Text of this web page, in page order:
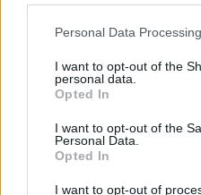
Please note that this website/
not limited to your visit or
grant or deny consent to
use your data for below
consent section.
Personal Data
I want to opt-out of the
personal data.
Opted In
I want to opt-out of the
Personal Data.
Opted In
I want to opt-out of